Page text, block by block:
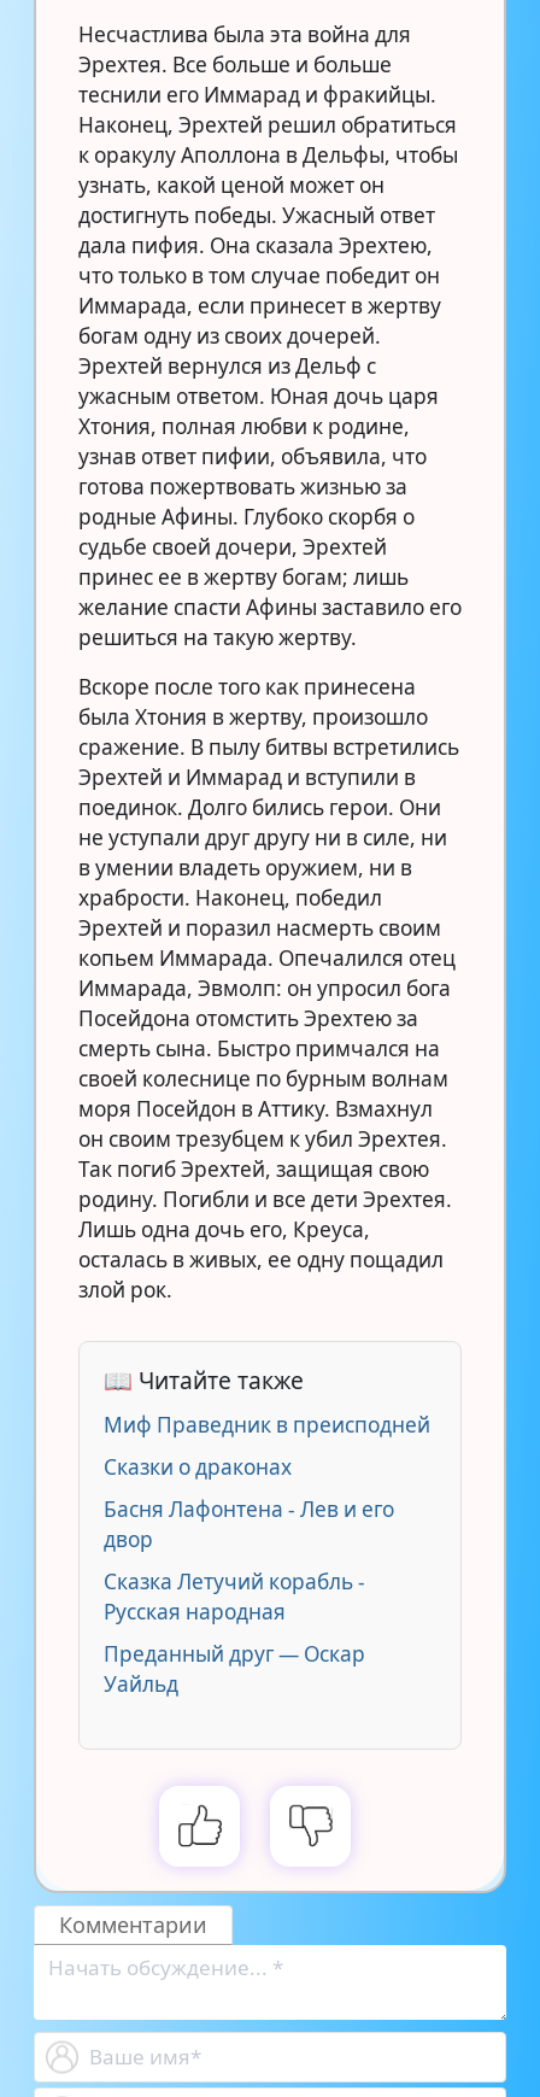
Несчастлива была эта война для
Эрехтея. Все больше и больше
теснили его Иммарад и фракийцы.
Наконец, Эрехтей решил обратиться
к оракулу Аполлона в Дельфы, чтобы
узнать, какой ценой может он
достигнуть победы. Ужасный ответ
дала пифия. Она сказала Эрехтею,
что только в том случае победит он
Иммарада, если принесет в жертву
богам одну из своих дочерей.
Эрехтей вернулся из Дельф с
ужасным ответом. Юная дочь царя
Хтония, полная любви к родине,
узнав ответ пифии, объявила, что
готова пожертвовать жизнью за
родные Афины. Глубоко скорбя о
судьбе своей дочери, Эрехтей
принес ее в жертву богам; лишь
желание спасти Афины заставило его
решиться на такую жертву.
Вскоре после того как принесена
была Хтония в жертву, произошло
сражение. В пылу битвы встретились
Эрехтей и Иммарад и вступили в
поединок. Долго бились герои. Они
не уступали друг другу ни в силе, ни
в умении владеть оружием, ни в
храбрости. Наконец, победил
Эрехтей и поразил насмерть своим
копьем Иммарада. Опечалился отец
Иммарада, Эвмолп: он упросил бога
Посейдона отомстить Эрехтею за
смерть сына. Быстро примчался на
своей колеснице по бурным волнам
моря Посейдон в Аттику. Взмахнул
он своим трезубцем к убил Эрехтея.
Так погиб Эрехтей, защищая свою
родину. Погибли и все дети Эрехтея.
Лишь одна дочь его, Креуса,
осталась в живых, ее одну пощадил
злой рок.
📖 Читайте также
Миф Праведник в преисподней
Сказки о драконах
Басня Лафонтена - Лев и его
двор
Сказка Летучий корабль -
Русская народная
Преданный друг — Оскар
Уайльд
Комментарии